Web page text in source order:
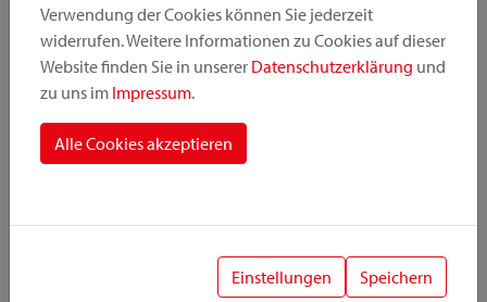
Befestigungssystem
Verwendung der Cookies können Sie jederzeit
widerrufen. Weitere Informationen zu Cookies auf dieser
Website finden Sie in unserer Datenschutzerklärung und
zu uns im Impressum.
Alle Cookies akzeptieren
Einstellungen Speichern